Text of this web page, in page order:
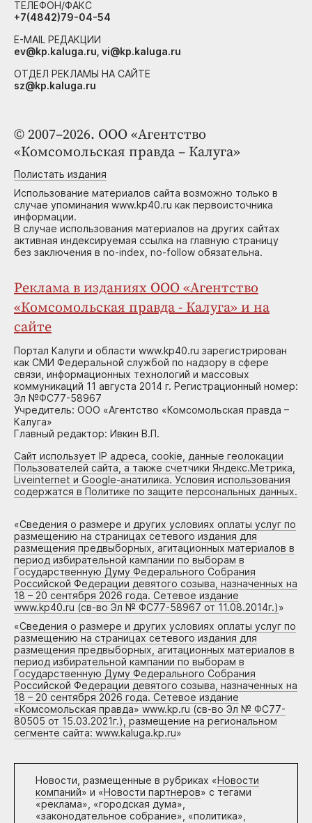
© 2007–2026. ООО «Агентство
«Комсомольская правда – Калуга»
Полистать издания
Использование материалов сайта возможно только в
случае упоминания www.kp40.ru как первоисточника
информации.
В случае использования материалов на других сайтах
активная индексируемая ссылка на главную страницу
без заключения в no-index, no-follow обязательна.
Реклама в изданиях ООО «Агентство
«Комсомольская правда - Калуга» и на
сайте
Портал Калуги и области www.kp40.ru зарегистрирован
как СМИ Федеральной службой по надзору в сфере
связи, информационных технологий и массовых
коммуникаций 11 августа 2014 г. Регистрационный номер:
Эл №ФС77-58967
Учредитель: ООО «Агентство «Комсомольская правда –
Калуга»
Главный редактор: Ивкин В.П.
Сайт использует IP адреса, cookie, данные геолокации
Пользователей сайта, а также счетчики Яндекс.Метрика,
Liveinternet и Google-анатилика. Условия использования
содержатся в Политике по защите персональных данных.
«Сведения о размере и других условиях оплаты услуг по
размещению на страницах сетевого издания для
размещения предвыборных, агитационных материалов в
период избирательной кампании по выборам в
Государственную Думу Федерального Собрания
Российской Федерации девятого созыва, назначенных на
18 – 20 сентября 2026 года. Сетевое издание
www.kp40.ru (св-во Эл № ФС77-58967 от 11.08.2014г.)»
«Сведения о размере и других условиях оплаты услуг по
размещению на страницах сетевого издания для
размещения предвыборных, агитационных материалов в
период избирательной кампании по выборам в
Государственную Думу Федерального Собрания
Российской Федерации девятого созыва, назначенных на
18 – 20 сентября 2026 года. Сетевое издание
«Комсомольская правда» www.kp.ru (св-во Эл № ФС77-
80505 от 15.03.2021г.), размещение на региональном
сегменте сайта: www.kaluga.kp.ru»
Новости, размещенные в рубриках «Новости
компаний» и «Новости партнеров» с тегами
«реклама», «городская дума»,
«законодательное собрание», «политика»,
ТЕЛЕФОН/ФАКС
+7(4842)79-04-54
E-MAIL РЕДАКЦИИ
ev@kp.kaluga.ru, vi@kp.kaluga.ru
ОТДЕЛ РЕКЛАМЫ НА САЙТЕ
sz@kp.kaluga.ru